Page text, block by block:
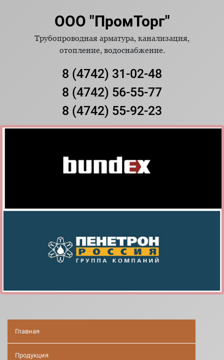
ООО "ПромТорг"
Трубопроводная арматура, канализация,
отопление, водоснабжение.
8 (4742) 31-02-48
8 (4742) 56-55-77
8 (4742) 55-92-23
Главная
Продукция